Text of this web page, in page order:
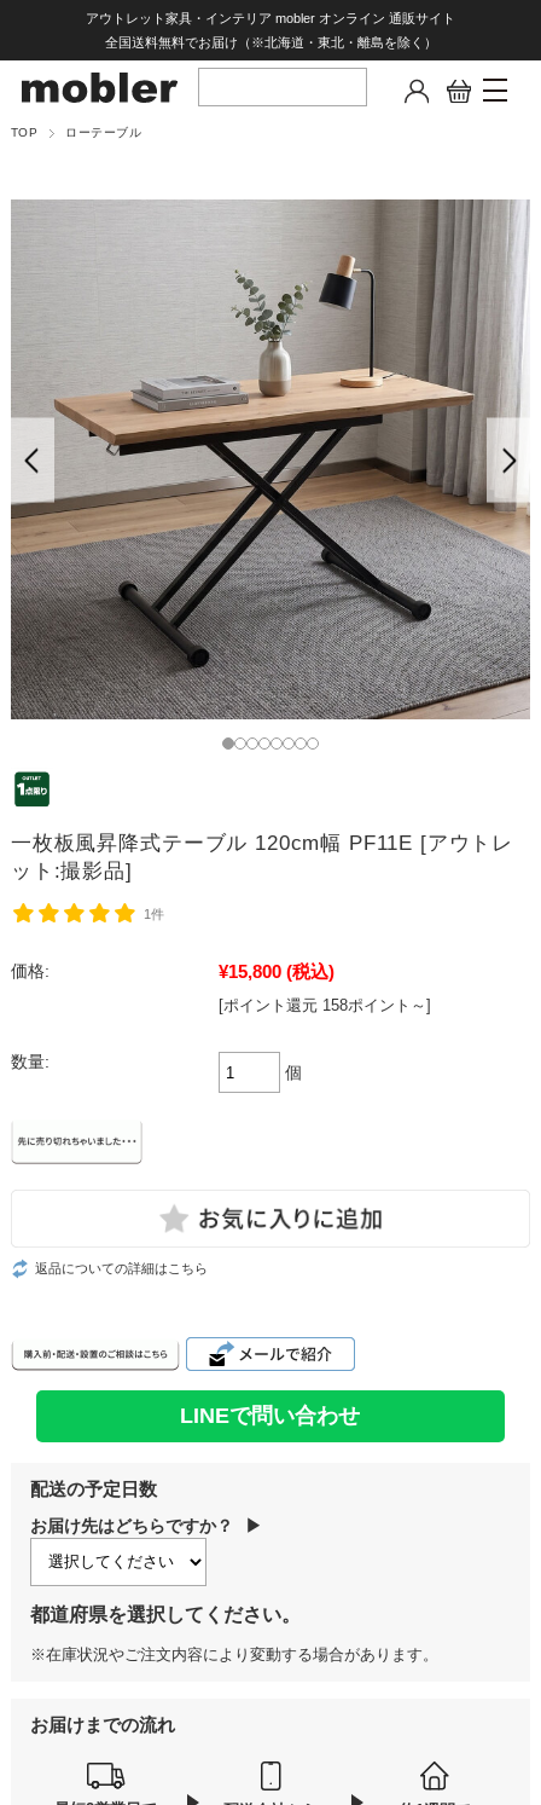
アウトレット家具・インテリア mobler オンライン 通販サイト
全国送料無料でお届け（※北海道・東北・離島を除く）
TOP ローテーブル
一枚板風昇降式テーブル 120cm幅 PF11E [アウトレ
ット:撮影品]
1件
価格: ¥15,800 (税込)
[ポイント還元 158ポイント～]
数量:
個
返品についての詳細はこちら
LINEで問い合わせ
配送の予定日数
お届け先はどちらですか？ ▶
都道府県を選択してください。
※在庫状況やご注文内容により変動する場合があります。
お届けまでの流れ